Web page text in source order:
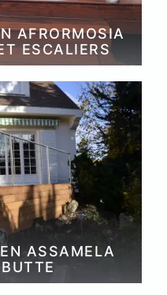
AFRORMOSIA
ESCALIERS
ASSAMELA